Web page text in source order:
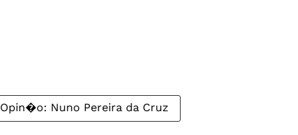
Opin�o: Nuno Pereira da Cruz